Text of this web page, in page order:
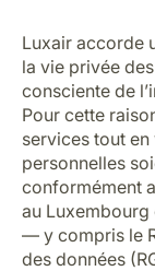
Luxair accorde
la vie privée
consciente de
Pour cette
services tout
personnelles
conformément
au
— y compris le
des données